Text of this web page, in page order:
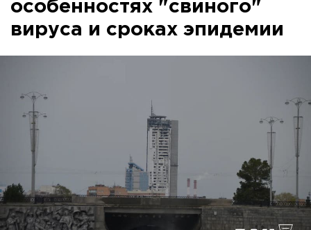
особенностях "свиного"
вируса и сроках эпидемии